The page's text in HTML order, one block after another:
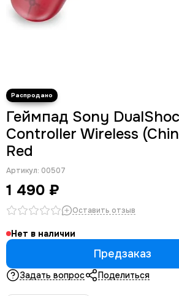
Геймпад Sony
Controller Wireless
Red
Артикул: 00507
1 490 ₽
Оставить отзыв
Нет в наличии
Предзаказ
Задать вопрос Поделиться